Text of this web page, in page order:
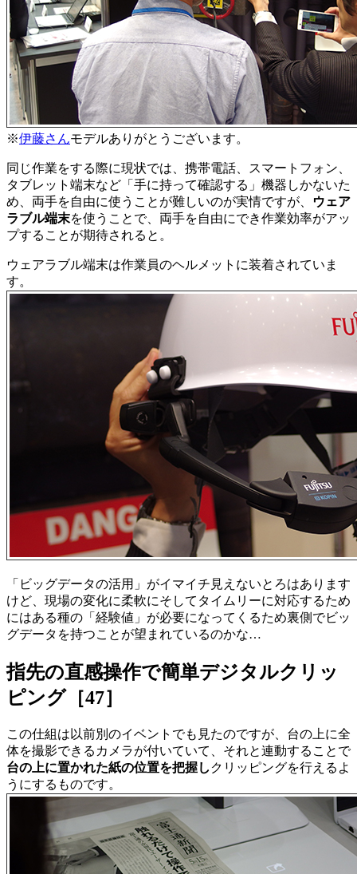
※伊藤さんモデルありがとうございます。
同じ作業をする際に現状では、携帯電話、スマートフォン、
タブレット端末など「手に持って確認する」機器しかないた
め、両手を自由に使うことが難しいのが実情ですが、
ウェア
ラブル端末を使うことで、両手を自由にでき作業効率がアッ
プすることが期待されると。
ウェアラブル端末は作業員のヘルメットに装着されていま
す。
「ビッグデータの活用」がイマイチ見えないとろはあります
けど、現場の変化に柔軟にそしてタイムリーに対応するため
にはある種の「経験値」が必要になってくるため裏側でビッ
グデータを持つことが望まれているのかな…
指先の直感操作で簡単デジタルクリッ
ピング［47］
この仕組は以前別のイベントでも見たのですが、台の上に全
体を撮影できるカメラが付いていて、それと連動することで
台の上に置かれた紙の位置を把握し クリッピングを行えるよ
うにするものです。